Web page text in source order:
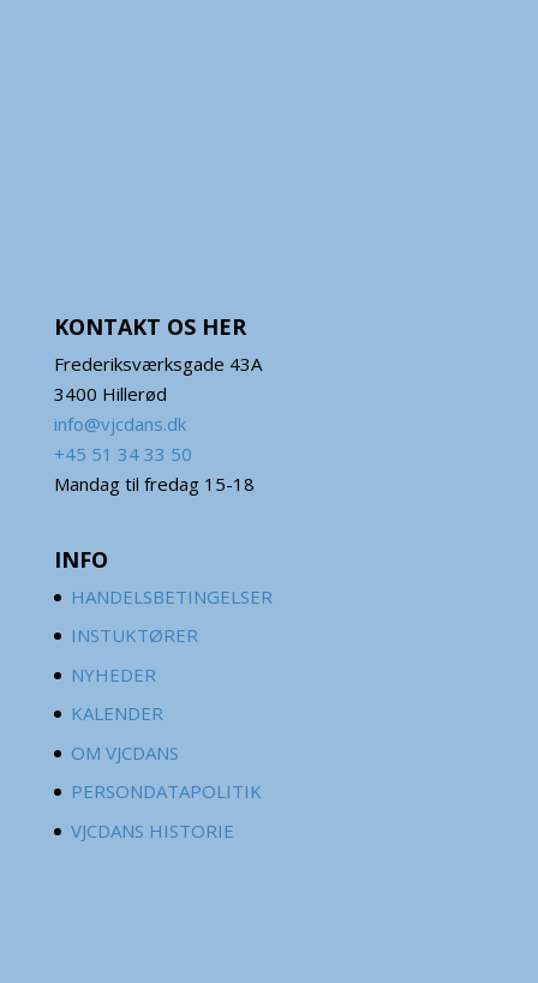
KONTAKT OS HER
Frederiksværksgade 43A
3400 Hillerød
info@vjcdans.dk
+45 51 34 33 50
Mandag til fredag 15-18
INFO
HANDELSBETINGELSER
INSTUKTØRER
NYHEDER
KALENDER
OM VJCDANS
PERSONDATAPOLITIK
VJCDANS HISTORIE